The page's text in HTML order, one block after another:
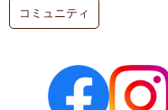
コミュニティ